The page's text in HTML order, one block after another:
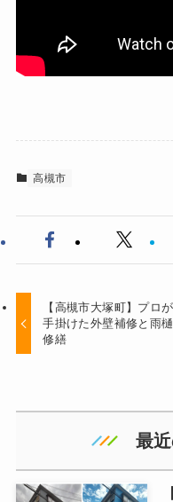
高槻市
【高槻市大塚町】プロが
手掛けた外壁補修と雨樋
修繕
最